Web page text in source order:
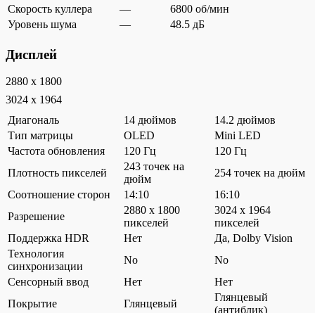
Скорость куллера
—
6800 об/мин
Уровень шума
— 48.5 дБ
Дисплей
2880 x 1800
3024 x 1964
Диагональ
14 дюймов
14.2 дюймов
Тип матрицы
OLED
Mini LED
Частота обновления
120 Гц
120 Гц
Плотность пикселей
243 точек на
дюйм
254 точек на дюйм
Соотношение сторон
14:10
16:10
Разрешение
2880 x 1800
пикселей
3024 x 1964
пикселей
Поддержка HDR
Нет
Да, Dolby Vision
Технология
синхронизации
No
No
Сенсорный ввод
Нет
Нет
Покрытие
Глянцевый
Глянцевый
(антиблик)